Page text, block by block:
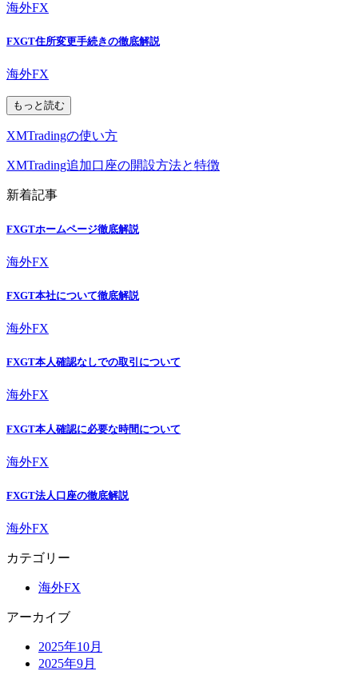
海外FX
FXGT住所変更手続きの徹底解説
海外FX
もっと読む
XMTradingの使い方
XMTrading追加口座の開設方法と特徴
新着記事
FXGTホームページ徹底解説
海外FX
FXGT本社について徹底解説
海外FX
FXGT本人確認なしでの取引について
海外FX
FXGT本人確認に必要な時間について
海外FX
FXGT法人口座の徹底解説
海外FX
カテゴリー
海外FX
アーカイブ
2025年10月
2025年9月